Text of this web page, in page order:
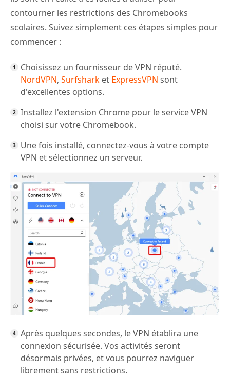
contourner les restrictions des Chromebooks
scolaires. Suivez simplement ces étapes simples pour
commencer :
Choisissez un fournisseur de VPN réputé.
NordVPN, Surfshark et ExpressVPN sont
d'excellentes options.
Installez l'extension Chrome pour le service VPN
choisi sur votre Chromebook.
Une fois installé, connectez-vous à votre compte
VPN et sélectionnez un serveur.
Après quelques secondes, le VPN établira une
connexion sécurisée. Vos activités seront
désormais privées, et vous pourrez naviguer
librement sans restrictions.